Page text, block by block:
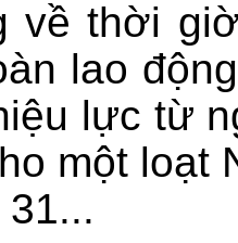
về thời
lao
lực từ
một loạt